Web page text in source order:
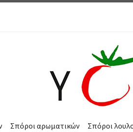
Σπόροι αρωματικών Σπόροι